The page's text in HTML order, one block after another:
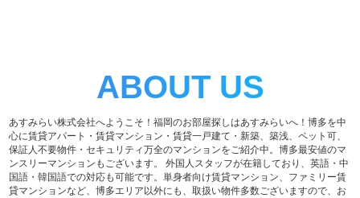
ABOUT US
あすみらい株式会社へようこそ！福岡のお部屋探しはあすみらいへ！博多を中
心に賃貸アパート・賃貸マンション・賃貸一戸建て・新築、築浅、ペット可、
保証人不要物件・セキュリティ万全のマンションをご紹介中。博多最安値のマ
ンスリーマンションもございます。 外国人スタッフが在籍しており、英語・中
国語・韓国語での対応も可能です。単身者向け賃貸マンション、ファミリー賃
貸マンションなど、博多エリア以外にも、取扱い物件多数ございますので、お